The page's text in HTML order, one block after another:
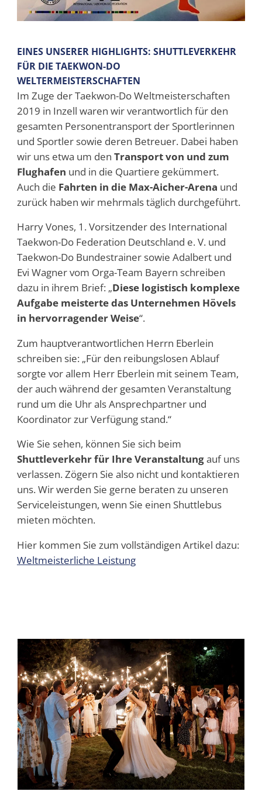
EINES UNSERER HIGHLIGHTS: SHUTTLEVERKEHR
FÜR DIE TAEKWON-DO
WELTERMEISTERSCHAFTEN
Im Zuge der Taekwon-Do Weltmeisterschaften
2019 in Inzell waren wir verantwortlich für den
gesamten Personentransport der Sportlerinnen
und Sportler sowie deren Betreuer. Dabei haben
wir uns etwa um den Transport von und zum
Flughafen und in die Quartiere gekümmert.
Auch die Fahrten in die Max-Aicher-Arena und
zurück haben wir mehrmals täglich durchgeführt.
Harry Vones, 1. Vorsitzender des International
Taekwon-Do Federation Deutschland e. V. und
Taekwon-Do Bundestrainer sowie Adalbert und
Evi Wagner vom Orga-Team Bayern schreiben
dazu in ihrem Brief: „Diese logistisch komplexe
Aufgabe meisterte das Unternehmen Hövels
in hervorragender Weise“.
Zum hauptverantwortlichen Herrn Eberlein
schreiben sie: „Für den reibungslosen Ablauf
sorgte vor allem Herr Eberlein mit seinem Team,
der auch während der gesamten Veranstaltung
rund um die Uhr als Ansprechpartner und
Koordinator zur Verfügung stand.“
Wie Sie sehen, können Sie sich beim
Shuttleverkehr für Ihre Veranstaltungauf uns
verlassen. Zögern Sie also nicht und kontaktieren
uns. Wir werden Sie gerne beraten zu unseren
Serviceleistungen, wenn Sie einen Shuttlebus
mieten möchten.
Hier kommen Sie zum vollständigen Artikel dazu:
Weltmeisterliche Leistung